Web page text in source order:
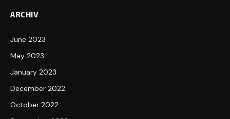
ARCHIV
June 2023
May 2023
January 2023
December 2022
October 2022